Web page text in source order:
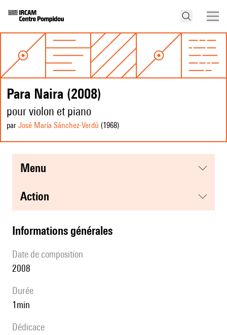
Para Naira (2008)
pour violon et piano
par José María Sánchez-Verdú (1968)
menu
action
informations générales
date de composition
2008
durée
1min
Dédicace